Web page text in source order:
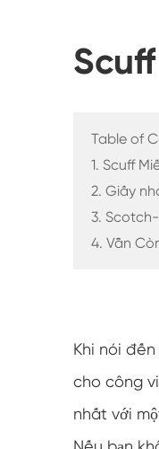
Table of
1. Scuff
2. Giấy
3.
4. Vẫn
Khi nói
cho công
nhất với